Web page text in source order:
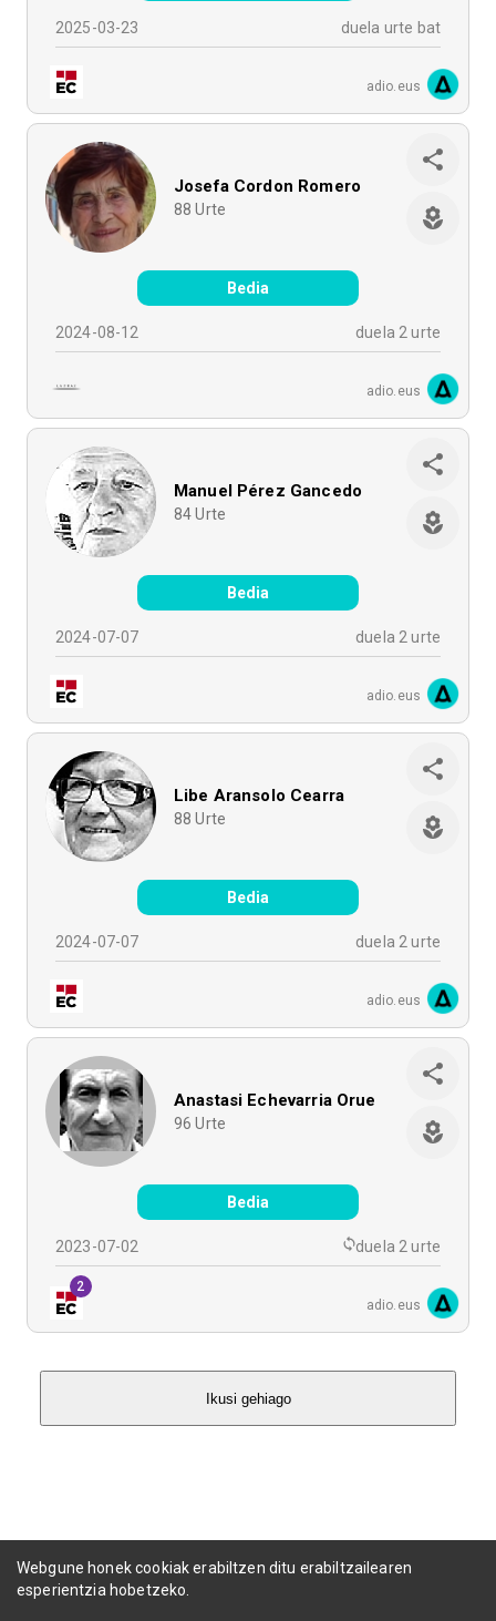
2025-03-23 duela urte bat
adio.eus
Josefa Cordon Romero
88 Urte
Bedia
2024-08-12 duela 2 urte
adio.eus
Manuel Pérez Gancedo
84 Urte
Bedia
2024-07-07 duela 2 urte
adio.eus
Libe Aransolo Cearra
88 Urte
Bedia
2024-07-07 duela 2 urte
adio.eus
Anastasi Echevarria Orue
96 Urte
Bedia
2023-07-02 duela 2 urte
2
adio.eus
Ikusi gehiago
Webgune honek cookiak erabiltzen ditu erabiltzailearen
esperientzia hobetzeko.